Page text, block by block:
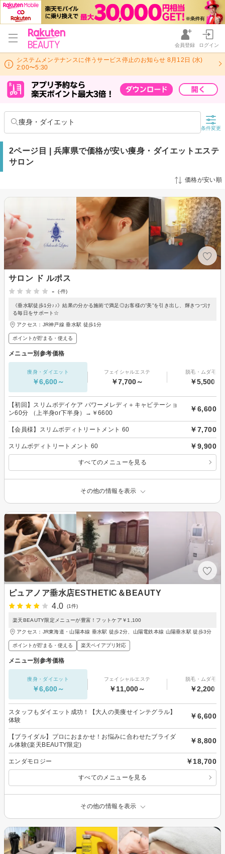
会員登録 ログイン
システムメンテナンスに伴うサービス停止のお知らせ 8月12日 (水)
2:00〜5:30
痩身・ダイエット
条件変更
2ページ目 | 兵庫県で価格が安い痩身・ダイエットエステ
サロン
価格が安い順
サロン ド ルポス
-
(-件)
《垂水駅徒歩1分♪♪》結果の分かる施術で満足◎お客様の”美”を引き出し、輝きつづけ
る毎日をサポート☆
アクセス：JR神戸線 垂水駅 徒歩1分
ポイントが貯まる・使える
メニュー別参考価格
痩身・ダイエット
￥6,600～
フェイシャルエステ
￥7,700～
脱毛・ムダ毛処
￥5,500～
【初回】スリムボデイケア パワーメレディ＋キャビテーショ
ン60分 （上半身or下半身）→￥6600
￥6,600
【会員様】スリムボディトリートメント 60 ￥7,700
スリムボディトリートメント 60 ￥9,900
すべてのメニューを見る
その他の情報を表示
ピュアノア垂水店ESTHETIC＆BEAUTY
4.0
(1件)
楽天BEAUTY限定メニューが豊富！フットケア￥1,100
アクセス：JR東海道・山陽本線 垂水駅 徒歩2分、山陽電鉄本線 山陽垂水駅 徒歩3分
ポイントが貯まる・使える 楽天ペイアプリ対応
メニュー別参考価格
痩身・ダイエット
￥6,600～
フェイシャルエステ
￥11,000～
脱毛・ムダ毛処
￥2,200～
スタッフもダイエット成功！【大人の美痩せインテグラル】
体験
￥6,600
【ブライダル】プロにおまかせ！お悩みに合わせたブライダ
ル体験(楽天BEAUTY限定)
￥8,800
エンダモロジー ￥18,700
すべてのメニューを見る
その他の情報を表示